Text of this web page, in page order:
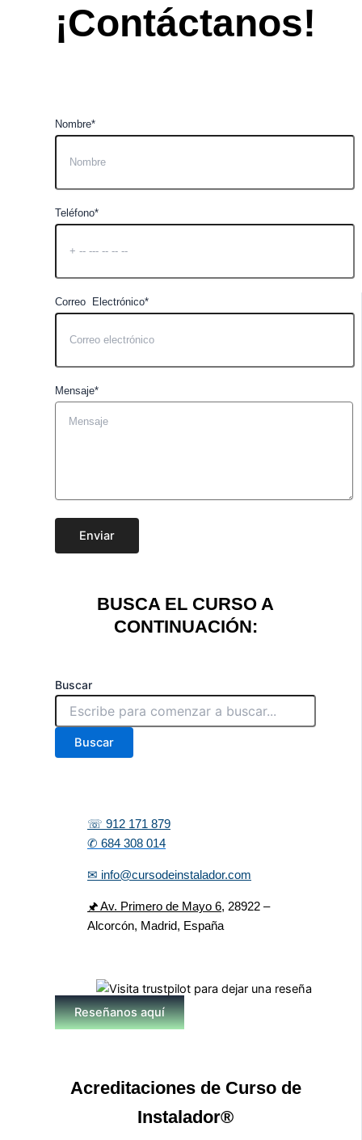
¡Contáctanos!
Nombre*
Teléfono*
Correo Electrónico*
Mensaje*
Enviar
BUSCA EL CURSO A
CONTINUACIÓN:
Buscar
Buscar
☏ 912 171 879
✆ 684 308 014
✉ info@cursodeinstalador.com
🖈 Av. Primero de Mayo 6, 28922 –
Alcorcón, Madrid, España
Reseñanos aquí
Acreditaciones de Curso de
Instalador®